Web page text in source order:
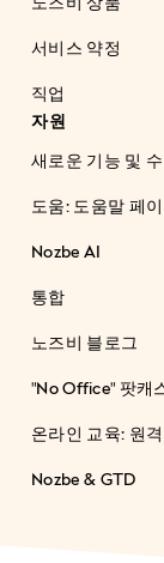
서비스 약정
직업
자원
새로운 기능 및
도움: 도움말 페
Nozbe AI
통합
노즈비 블로그
"No Office" 팟캐
온라인 교육: 원
Nozbe & GTD